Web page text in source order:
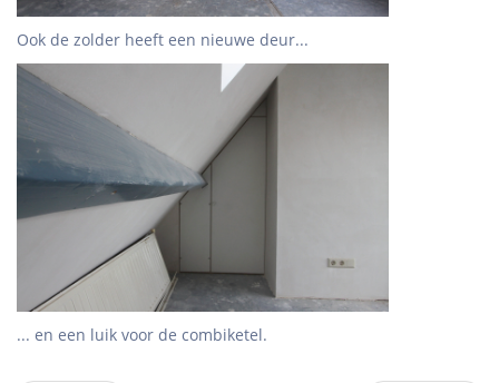
Ook de zolder heeft een nieuwe deur...
... en een luik voor de combiketel.